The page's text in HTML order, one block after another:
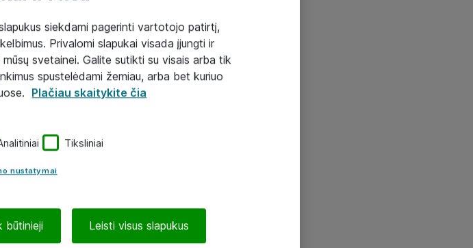
siekdami pagerinti vartotojo patirtį,
Privalomi slapukai visada įjungti ir
svetainei. Galite sutikti su visais arba tik
spustelėdami žemiau, arba bet kuriuo
Plačiau skaitykite čia
Tiksliniai
nustatymai
būtinieji Leisti visus slapukus